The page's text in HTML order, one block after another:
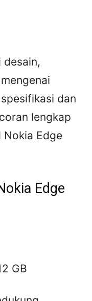
desain,
dan
lengkap
Nokia Edge
Edge
GB